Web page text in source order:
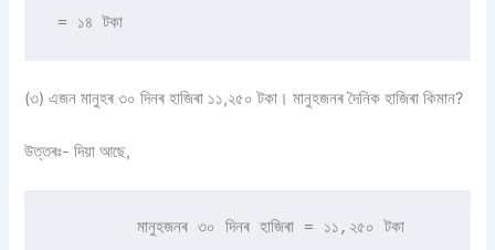
= ১৪ টকা
(৩) এজন মানুহৰ ৩০ দিনৰ হাজিৰা ১১,২৫০ টকা। মানুহজনৰ দৈনিক হাজিৰা কিমান?
উত্তৰঃ- দিয়া আছে,